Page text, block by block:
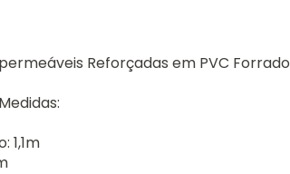
Reforçadas em PVC Forrado
1,1m